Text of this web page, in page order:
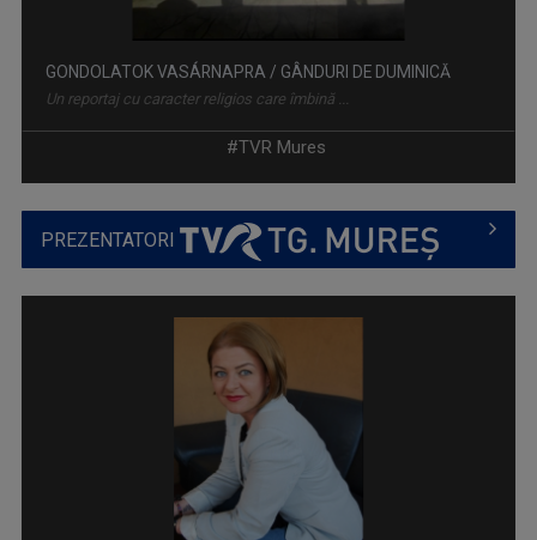
GONDOLATOK VASÁRNAPRA / GÂNDURI DE DUMINICĂ
Un reportaj cu caracter religios care îmbină ...
KÖNYVBEN AZ EMBER / O CARTE PE SĂPTĂMÂNĂ
Emisiune dedicată iubitorilor de carte. ...
#TVR Mures
PREZENTATORI